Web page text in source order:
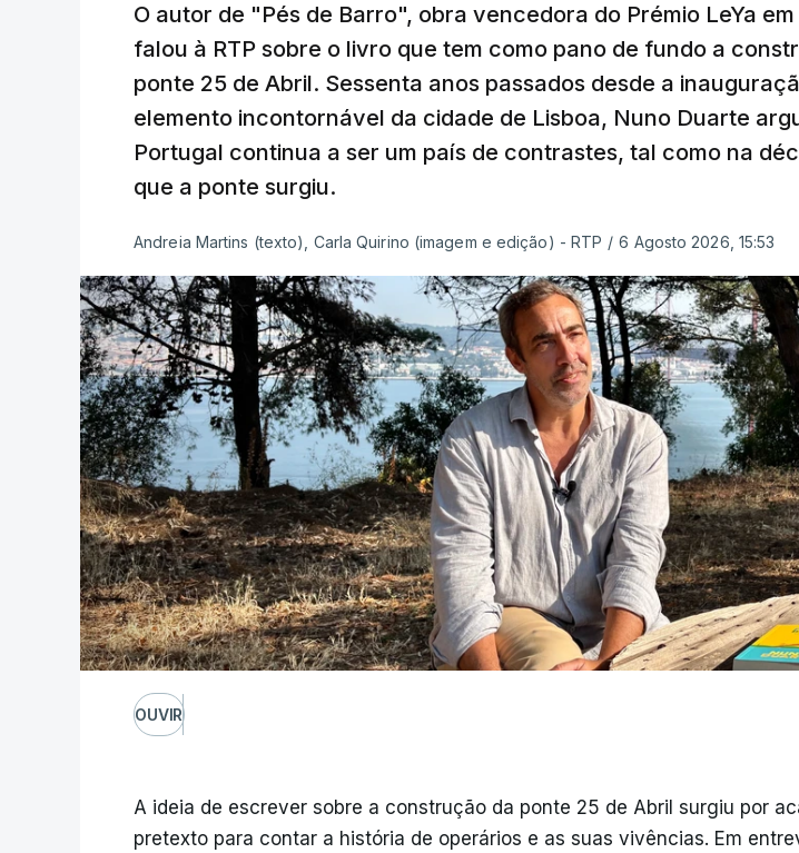
O autor de "Pés de Barro", obra vencedora do Prémio LeYa
falou à RTP sobre o livro que tem como pano de fundo a
ponte 25 de Abril. Sessenta anos passados desde a
elemento incontornável da cidade de Lisboa, Nuno Duarte
Portugal continua a ser um país de contrastes, tal como na
que a ponte surgiu.
Andreia Martins (texto), Carla Quirino (imagem e edição) - RTP / 6 Agosto 2026, 15:53
OUVIR
A ideia de escrever sobre a construção da ponte 25 de Abril surgiu por
pretexto para contar a história de operários e as suas vivências. Em